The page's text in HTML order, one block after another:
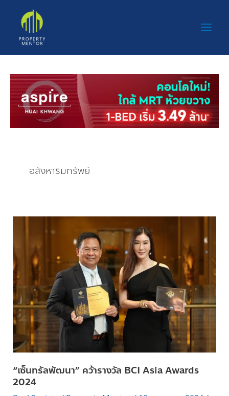
content
อสังหาริมทรัพย์
“เซ็นทรัลพัฒนา” คว้ารางวัล BCI Asia Awards
2024
คว้า
รางวัล BCI
Asia
Awards
2024
pagination